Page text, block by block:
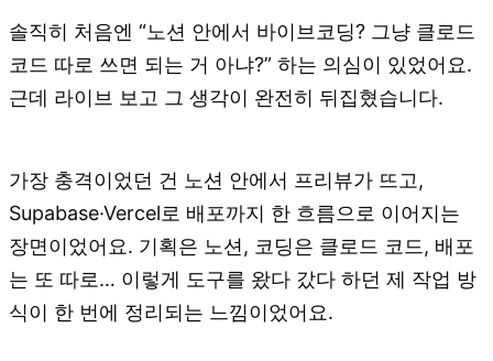
솔직히 처음엔 “노션 안에서 바이브코딩? 그냥 클로드
코드 따로 쓰면 되는 거 아냐?” 하는 의심이 있었어요.
근데 라이브 보고 그 생각이 완전히 뒤집혔습니다.
가장 충격이었던 건 노션 안에서 프리뷰가 뜨고,
Supabase·Vercel로 배포까지 한 흐름으로 이어지는
장면이었어요. 기획은 노션, 코딩은 클로드 코드, 배포
는 또 따로… 이렇게 도구를 왔다 갔다 하던 제 작업 방
식이 한 번에 정리되는 느낌이었어요.